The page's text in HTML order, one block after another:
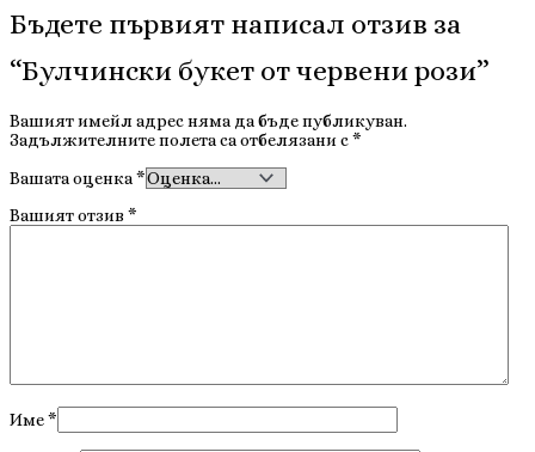
Бъдете първият написал отзив за
“Булчински букет от червени рози”
Вашият имейл адрес няма да бъде публикуван.
Задължителните полета са отбелязани с*
Вашата оценка*
Вашият отзив*
Име*